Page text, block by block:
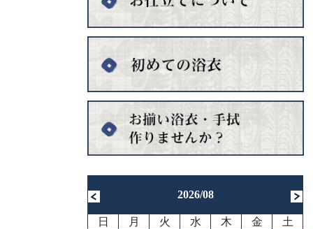
2026/08
日 月 火 水 木 金
土